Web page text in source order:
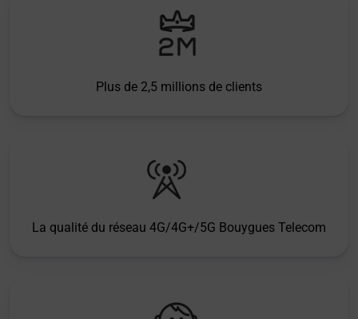
Plus de 2,5 millions de clients
La qualité du réseau 4G/4G+/5G Bouygues Telecom